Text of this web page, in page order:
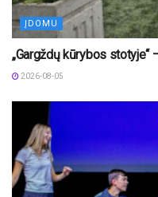
ĮDOMU
„Gargždų kūrybos stotyje“
2026-08-05